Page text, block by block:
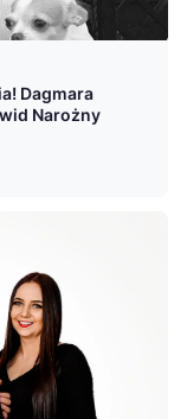
Dagmara
Narożny